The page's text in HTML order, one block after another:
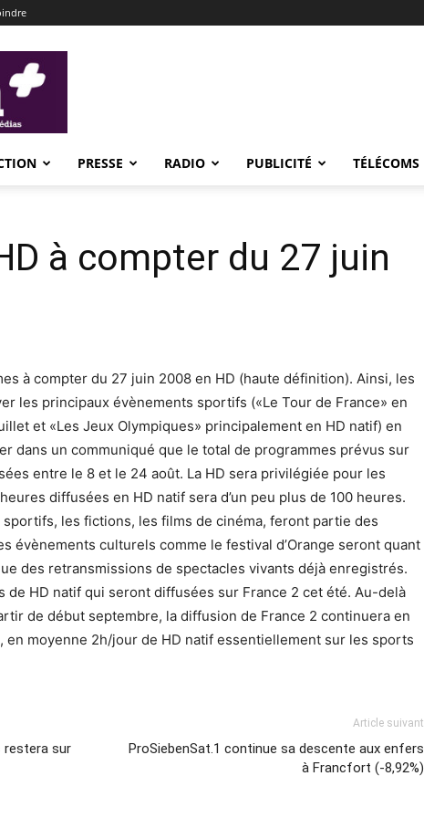
PRESSE RADIO PUBLICITÉ TÉLÉCOMS
à compter du 27 juin
à compter du 27 juin 2008 en HD (haute définition). Ainsi, les
les principaux évènements sportifs («Le Tour de France» en
et «Les Jeux Olympiques» principalement en HD natif) en
dans un communiqué que le total de programmes prévus sur
entre le 8 et le 24 août. La HD sera privilégiée pour les
diffusées en HD natif sera d’un peu plus de 100 heures.
les fictions, les films de cinéma, feront partie des
évènements culturels comme le festival d’Orange seront quant
des retransmissions de spectacles vivants déjà enregistrés.
de HD natif qui seront diffusées sur France 2 cet été. Au-delà
de début septembre, la diffusion de France 2 continuera en
en moyenne 2h/jour de HD natif essentiellement sur les sports
restera sur
Article suivant
ProSiebenSat.1 continue sa descente aux enfers
à Francfort (-8,92%)